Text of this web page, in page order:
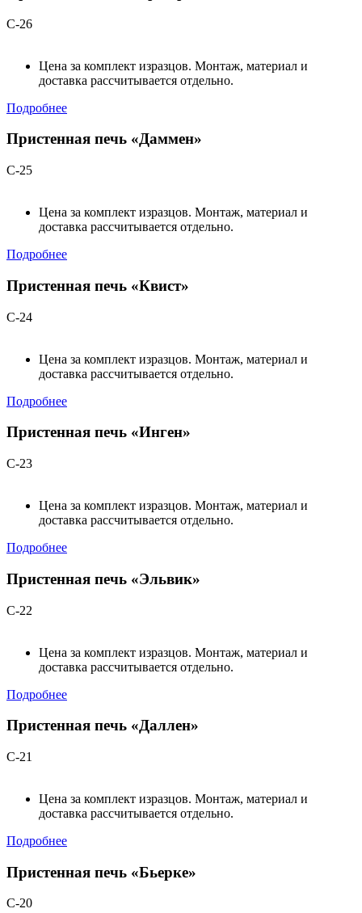
С-26
Цена за комплект изразцов. Монтаж, материал и
доставка рассчитывается отдельно.
Подробнее
Пристенная печь «Даммен»
С-25
Цена за комплект изразцов. Монтаж, материал и
доставка рассчитывается отдельно.
Подробнее
Пристенная печь «Квист»
С-24
Цена за комплект изразцов. Монтаж, материал и
доставка рассчитывается отдельно.
Подробнее
Пристенная печь «Инген»
С-23
Цена за комплект изразцов. Монтаж, материал и
доставка рассчитывается отдельно.
Подробнее
Пристенная печь «Эльвик»
С-22
Цена за комплект изразцов. Монтаж, материал и
доставка рассчитывается отдельно.
Подробнее
Пристенная печь «Даллен»
С-21
Цена за комплект изразцов. Монтаж, материал и
доставка рассчитывается отдельно.
Подробнее
Пристенная печь «Бьерке»
С-20